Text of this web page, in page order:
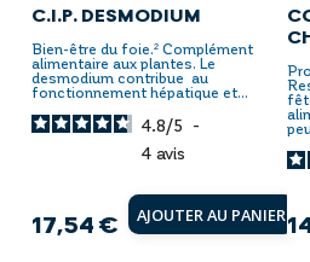
C.I.P. DESMODIUM
Bien-être du foie.² Complément
alimentaire aux plantes. Le
desmodium contribue au
fonctionnement hépatique et...
Prix
17,54 € AJOUTER AU PANIER
4.8/5 -
4 avis